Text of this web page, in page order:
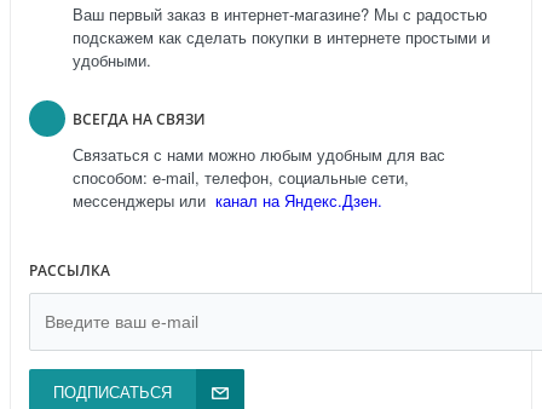
Ваш первый заказ в интернет-магазине? Мы с радостью
подскажем как сделать покупки в интернете простыми и
удобными.
ВСЕГДА НА СВЯЗИ
Связаться с нами можно любым удобным для вас
способом: e-mail, телефон, социальные сети,
мессенджеры или канал на Яндекс.Дзен.
РАССЫЛКА
ПОДПИСАТЬСЯ